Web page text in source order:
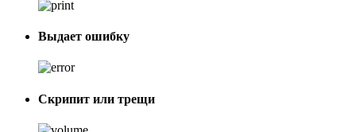
Выдает ошибку
Скрипит или трещи